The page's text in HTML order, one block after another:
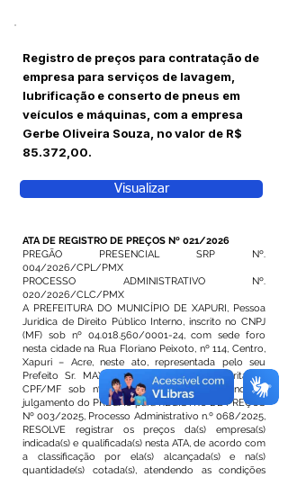
Registro de preços para contratação de
empresa para serviços de lavagem,
lubrificação e conserto de pneus em
veículos e máquinas, com a empresa
Gerbe Oliveira Souza, no valor de R$
85.372,00.
Visualizar
ATA DE REGISTRO DE PREÇOS Nº 021/2026
PREGÃO PRESENCIAL SRP Nº.
004/2026/CPL/PMX
PROCESSO ADMINISTRATIVO Nº.
020/2026/CLC/PMX
A PREFEITURA DO MUNICÍPIO DE XAPURI, Pessoa
Jurídica de Direito Público Interno, inscrito no CNPJ
(MF) sob nº 04.018.560/0001-24, com sede foro
nesta cidade na Rua Floriano Peixoto, nº 114, Centro,
Xapuri – Acre, neste ato, representada pelo seu
Prefeito Sr. MAXSUEL MAIA PEREIRA, inscrita no
CPF/MF sob nº698.796.302-97, considerando o
julgamento do PREGÃO para REGISTRO DE PREÇOS
Nº 003/2025, Processo Administrativo n.º 068/2025,
RESOLVE registrar os preços da(s) empresa(s)
indicada(s) e qualificada(s) nesta ATA, de acordo com
a classificação por ela(s) alcançada(s) e na(s)
quantidade(s) cotada(s), atendendo as condições